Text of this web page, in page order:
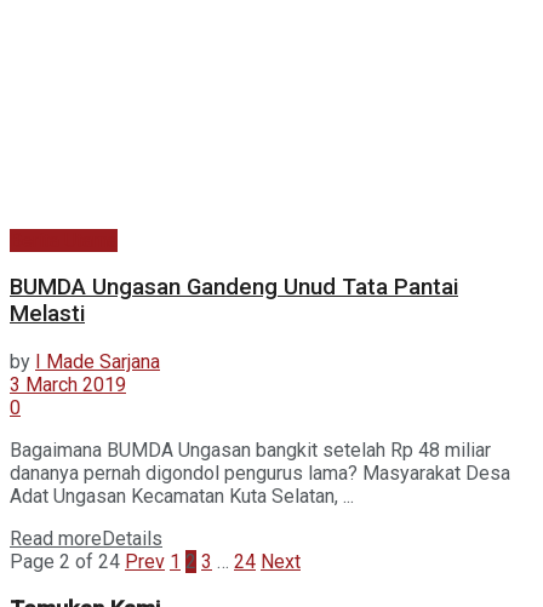
BUMDA Ungasan Gandeng Unud Tata Pantai
Melasti
by I Made Sarjana
3 March 2019
0
Bagaimana BUMDA Ungasan bangkit setelah Rp 48 miliar
dananya pernah digondol pengurus lama? Masyarakat Desa
Adat Ungasan Kecamatan Kuta Selatan, ...
Read moreDetails
Page 2 of 24 Prev 1 2 3 … 24 Next